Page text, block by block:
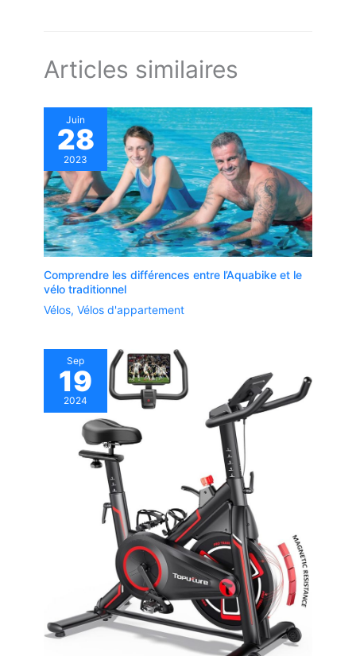
Articles similaires
Juin
28
2023
Comprendre les différences entre l’Aquabike et le
vélo traditionnel
Vélos, Vélos d'appartement
Sep
19
2024